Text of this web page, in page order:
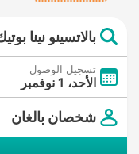
بالاتسينو نينا
تسجيل الوصول
الأحد، 1 نوفمبر
شخصان بالغان